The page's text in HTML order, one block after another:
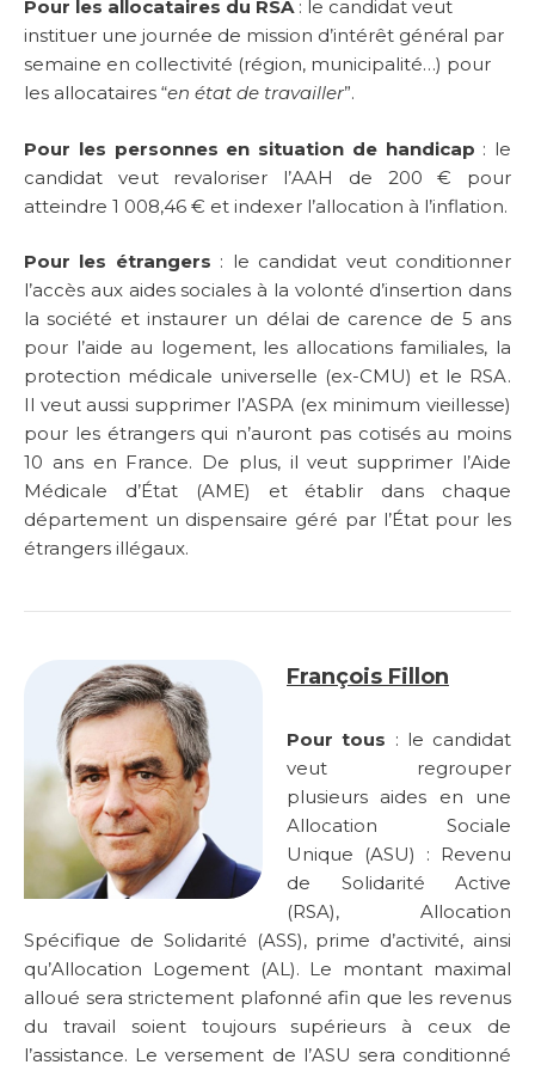
Pour les allocataires du RSA: le candidat veut
instituer une journée de mission d’intérêt général par
semaine en collectivité (région, municipalité…) pour
les allocataires “en état de travailler”.
Pour les personnes en situation de handicap : le
candidat veut revaloriser l’AAH de 200 € pour
atteindre 1 008,46 € et indexer l’allocation à l’inflation.
Pour les étrangers : le candidat veut conditionner
l’accès aux aides sociales à la volonté d’insertion dans
la société et instaurer un délai de carence de 5 ans
pour l’aide au logement, les allocations familiales, la
protection médicale universelle (ex-CMU) et le RSA.
Il veut aussi supprimer l’ASPA (ex minimum vieillesse)
pour les étrangers qui n’auront pas cotisés au moins
10 ans en France. De plus, il veut supprimer l’Aide
Médicale d’État (AME) et établir dans chaque
département un dispensaire géré par l’État pour les
étrangers illégaux.
François Fillon
Pour tous : le candidat
veut regrouper
plusieurs aides en une
Allocation Sociale
Unique (ASU) : Revenu
de Solidarité Active
(RSA), Allocation
Spécifique de Solidarité (ASS), prime d’activité, ainsi
qu’Allocation Logement (AL). Le montant maximal
alloué sera strictement plafonné afin que les revenus
du travail soient toujours supérieurs à ceux de
l’assistance. Le versement de l’ASU sera conditionné